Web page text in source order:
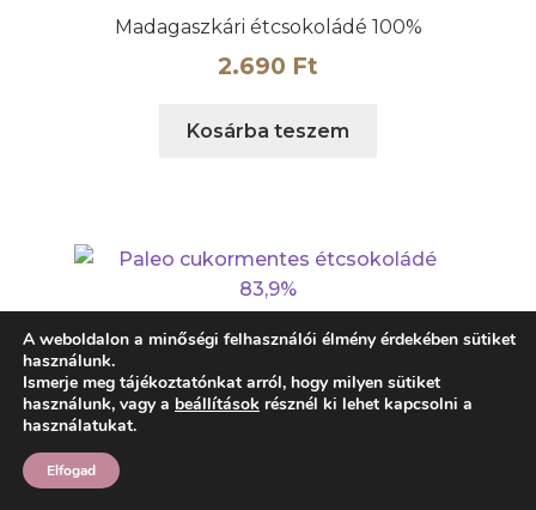
Madagaszkári étcsokoládé 100%
2.690 Ft
Kosárba teszem
Paleo cukormentes étcsokoládé 83,9%
2.490Ft
A weboldalon a minőségi felhasználói élmény érdekében sütiket
használunk.
Ismerje meg tájékoztatónkat arról, hogy milyen sütiket
használunk, vagy a beállítások résznél ki lehet kapcsolni a
használatukat.
Elfogad